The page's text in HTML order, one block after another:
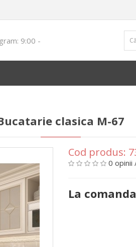
9:00 -
clasica M-67
Cod produs:
0 opinii
La comanda